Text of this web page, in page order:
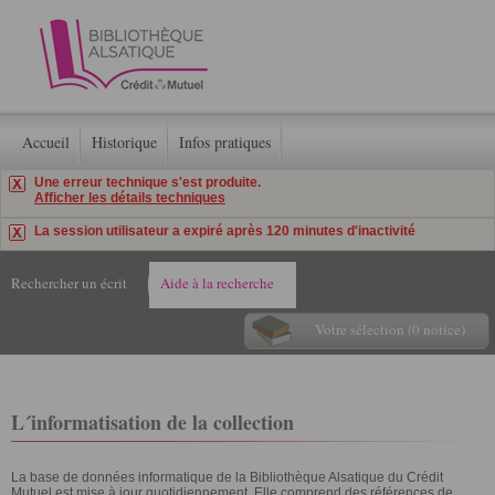
Accueil Historique Infos pratiques
Une erreur technique s'est produite.
Afficher les détails techniques
La session utilisateur a expiré après 120 minutes d'inactivité
Rechercher un écrit Aide à la recherche
Votre sélection (0 notice)
L´informatisation de la collection
La base de données informatique de la Bibliothèque Alsatique du Crédit